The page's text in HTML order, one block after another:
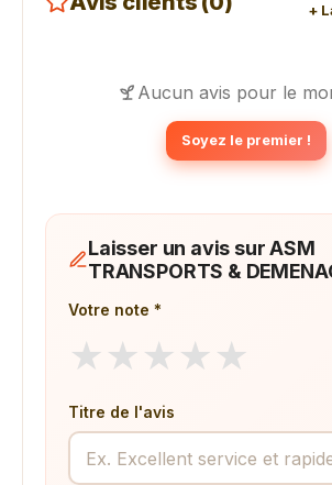
+
Aucun avis pour le
Soyez le premier !
Laisser un avis sur ASM
TRANSPORTS &
Votre note *
★ ★ ★ ★ ★
Titre de l'avis